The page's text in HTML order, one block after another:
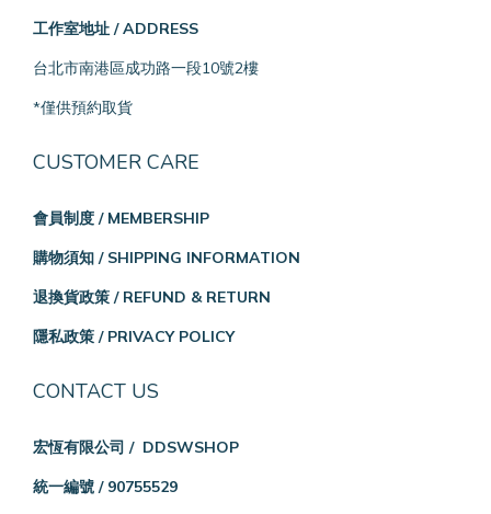
工作室地址 / ADDRESS
台北市南港區成功路一段10號2樓
*僅供預約取貨
CUSTOMER CARE
會員制度 / MEMBERSHIP
購物須知 / SHIPPING INFORMATION
退換貨政策 / REFUND & RETURN
隱私政策 / PRIVACY POLICY
CONTACT US
宏恆有限公司 / DDSWSHOP
統一編號 / 90755529